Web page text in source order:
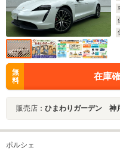
無
料
在庫
販売店： ひまわりガーデン 神戸本
ポルシェ